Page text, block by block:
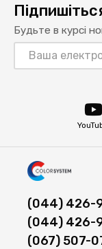
Будьте в курсі
(044) 426-
(044) 426-
(067) 507-